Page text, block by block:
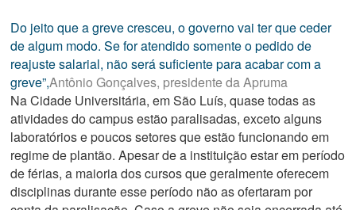
Do jeito que a greve cresceu, o governo vai ter que ceder
de algum modo. Se for atendido somente o pedido de
reajuste salarial, não será suficiente para acabar com a
greve”,Antônio Gonçalves, presidente da Apruma
Na Cidade Universitária, em São Luís, quase todas as
atividades do campus estão paralisadas, exceto alguns
laboratórios e poucos setores que estão funcionando em
regime de plantão. Apesar de a instituição estar em período
de férias, a maioria dos cursos que geralmente oferecem
disciplinas durante esse período não as ofertaram por